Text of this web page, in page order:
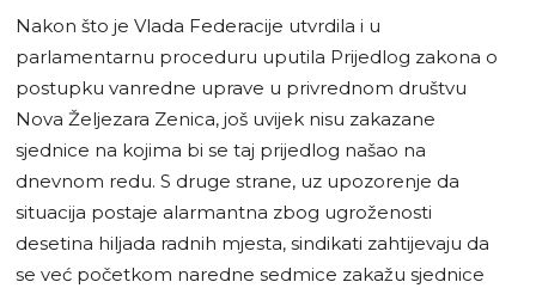
Nakon što je Vlada Federacije utvrdila i u
parlamentarnu proceduru uputila Prijedlog zakona o
postupku vanredne uprave u privrednom društvu
Nova Željezara Zenica, još uvijek nisu zakazane
sjednice na kojima bi se taj prijedlog našao na
dnevnom redu. S druge strane, uz upozorenje da
situacija postaje alarmantna zbog ugroženosti
desetina hiljada radnih mjesta, sindikati zahtijevaju da
se već početkom naredne sedmice zakažu sjednice